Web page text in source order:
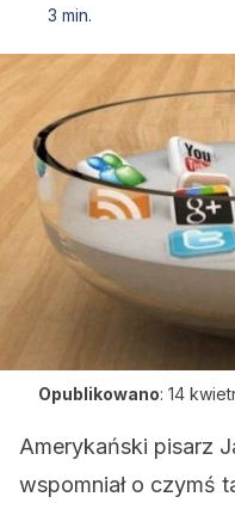
3 min.
Opublikowano: 14
Amerykański pisarz
wspomniał o czymś